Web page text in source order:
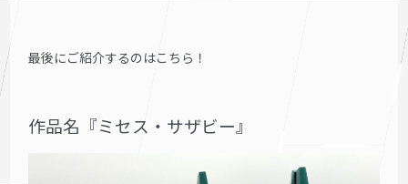
最後にご紹介するのはこちら！
作品名『ミセス・サザビー』